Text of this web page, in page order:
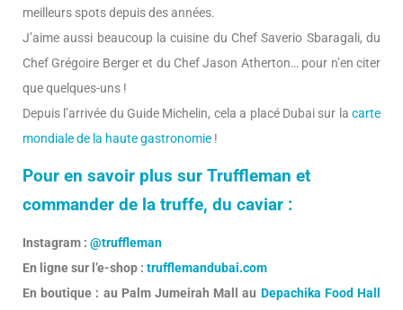
meilleurs spots depuis des années.
J’aime aussi beaucoup la cuisine du Chef Saverio Sbaragali, du
Chef Grégoire Berger et du Chef Jason Atherton… pour n’en citer
que quelques-uns !
Depuis l’arrivée du Guide Michelin, cela a placé Dubai sur la carte
mondiale de la haute gastronomie !
Pour en savoir plus sur Truffleman et
commander de la truffe, du caviar :
Instagram : @truffleman
En ligne sur l’e-shop : trufflemandubai.com
En boutique : au Palm Jumeirah Mall au Depachika Food Hall